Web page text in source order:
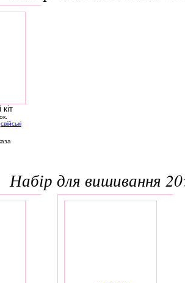
свійські
набір для вишивання